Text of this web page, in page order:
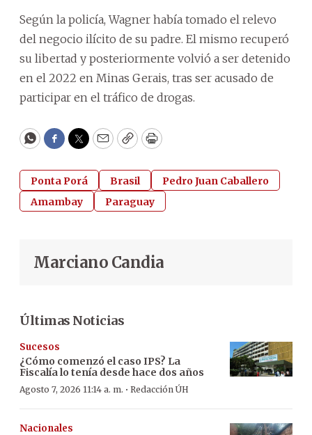
Según la policía, Wagner había tomado el relevo
del negocio ilícito de su padre. El mismo recuperó
su libertad y posteriormente volvió a ser detenido
en el 2022 en Minas Gerais, tras ser acusado de
participar en el tráfico de drogas.
WhatsApp
Facebook
Twitter
EmailCopyPrint
Ponta Porá Brasil
Pedro Juan Caballero
Amambay
Paraguay
Marciano Candia
Últimas Noticias
Sucesos
¿Cómo comenzó el caso IPS? La
Fiscalía lo tenía desde hace dos años
Agosto 7, 2026 11:14 a. m. · Redacción ÚH
Nacionales